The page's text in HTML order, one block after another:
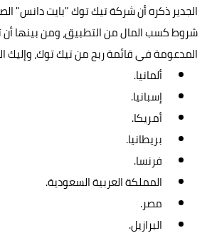
الجدير ذكره أن شركة تيك توك "بايت دانس"
شروط كسب المال من التطبيق، ومن بينها
المدعومة في قائمة ربح من تيك توك، وإليك
ألمانيا.
إسبانيا.
أمريكا.
بريطانيا.
فرنسا.
المملكة العربية السعودية.
مصر.
البرازيل.